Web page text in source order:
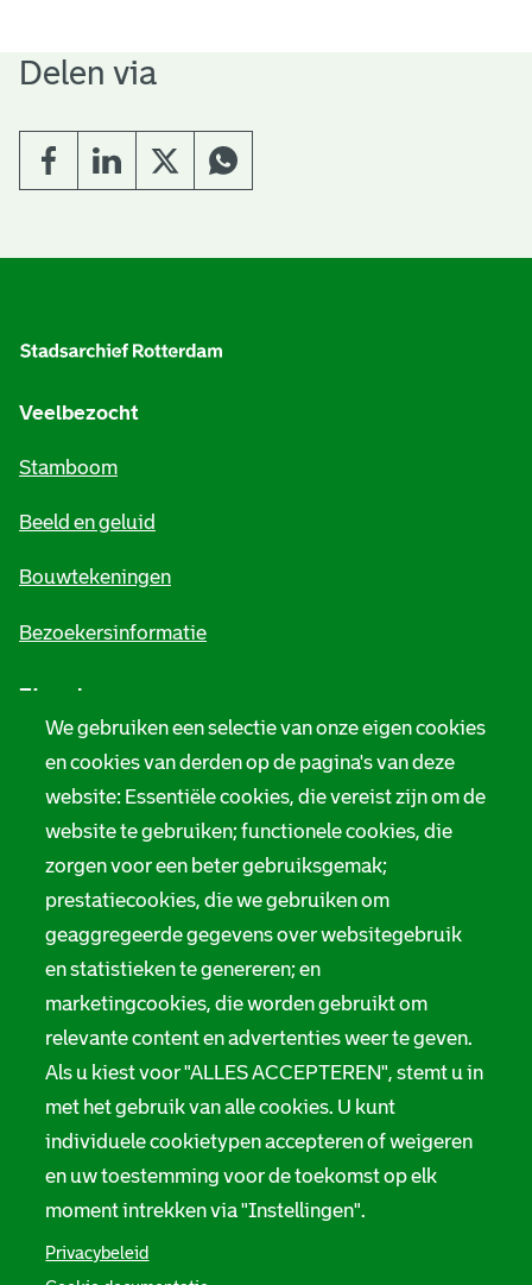
We gebruiken een selectie van onze eigen cookies
en cookies van derden op de pagina's van deze
website: Essentiële cookies, die vereist zijn om de
website te gebruiken; functionele cookies, die
zorgen voor een beter gebruiksgemak;
prestatiecookies, die we gebruiken om
geaggregeerde gegevens over websitegebruik
en statistieken te genereren; en
marketingcookies, die worden gebruikt om
relevante content en advertenties weer te geven.
Als u kiest voor "ALLES ACCEPTEREN", stemt u in
met het gebruik van alle cookies. U kunt
individuele cookietypen accepteren of weigeren
en uw toestemming voor de toekomst op elk
moment intrekken via "Instellingen".
Privacybeleid
Delen via
Veelbezocht
Stamboom
Beeld en geluid
Bouwtekeningen
Bezoekersinformatie
Zie ook
Privacy
Digitale toegankelijkheid
Servicenormen
Melding taalgebruik
Suggesties en opmerkingen
Stadsarchief Rotterdam
Hofdijk 651, 3032 CG Rotterdam
Postbus 71, 3000 AB Rotterdam
TEL: 010 267 55 55